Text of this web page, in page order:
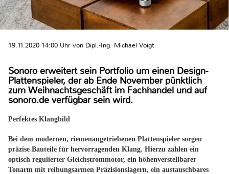
19.11.2020 14:00 Uhr von Dipl.-Ing. Michael Voigt
Sonoro erweitert sein Portfolio um einen Design-
Plattenspieler, der ab Ende November pünktlich
zum Weihnachtsgeschäft im Fachhandel und auf
sonoro.de verfügbar sein wird.
Perfektes Klangbild
Bei dem modernen, riemenangetriebenen Plattenspieler sorgen
präzise Bauteile für hervorragenden Klang. Hierzu zählen ein
optisch regulierter Gleichstrommotor, ein höhenverstellbarer
Tonarm mit reibungsarmen Präzisionslagern, ein austauschbares